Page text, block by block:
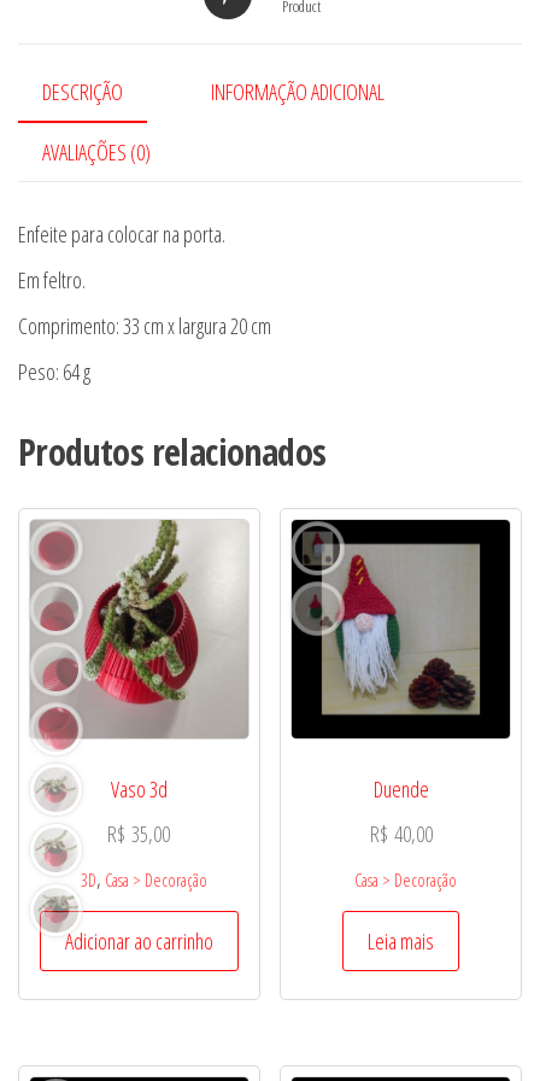
Product
DESCRIÇÃO INFORMAÇÃO ADICIONAL
AVALIAÇÕES (0)
Enfeite para colocar na porta.
Em feltro.
Comprimento: 33 cm x largura 20 cm
Peso: 64 g
Produtos relacionados
Vaso 3d
R$ 35,00
3D, Casa > Decoração
Adicionar ao carrinho
Duende
R$ 40,00
Casa > Decoração
Leia mais